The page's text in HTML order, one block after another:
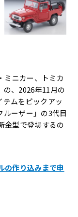
ミニカー、トミカ
の、2026年11月の
ムをピックアッ
ルーザー」の3代目
金型で登場するの
の作り込みまで申